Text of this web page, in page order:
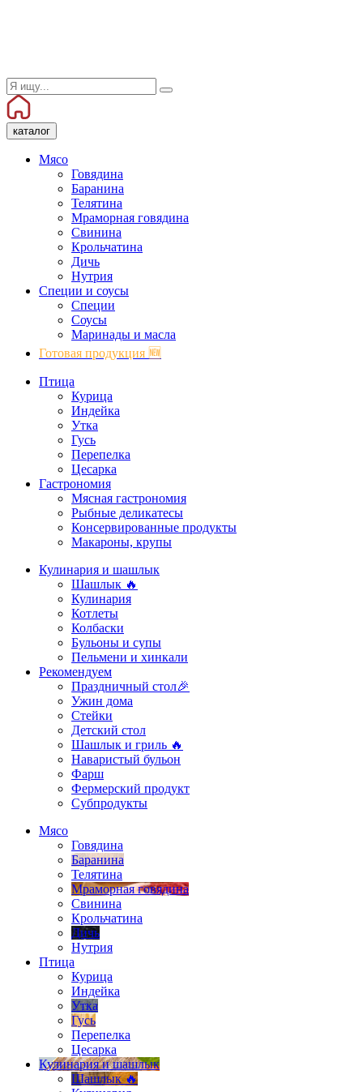
каталог
Мясо
Говядина
Баранина
Телятина
Мраморная говядина
Свинина
Крольчатина
Дичь
Нутрия
Специи и соусы
Специи
Соусы
Маринады и масла
Готовая продукция 🆕
Птица
Курица
Индейка
Утка
Гусь
Перепелка
Цесарка
Гастрономия
Мясная гастрономия
Рыбные деликатесы
Консервированные продукты
Макароны, крупы
Кулинария и шашлык
Шашлык 🔥
Кулинария
Котлеты
Колбаски
Бульоны и супы
Пельмени и хинкали
Рекомендуем
Праздничный стол🎉
Ужин дома
Стейки
Детский стол
Шашлык и гриль 🔥
Наваристый бульон
Фарш
Фермерский продукт
Субпродукты
Мясо
Говядина
Баранина
Телятина
Мраморная говядина
Свинина
Крольчатина
Дичь
Нутрия
Птица
Курица
Индейка
Утка
Гусь
Перепелка
Цесарка
Кулинария и шашлык
Шашлык 🔥